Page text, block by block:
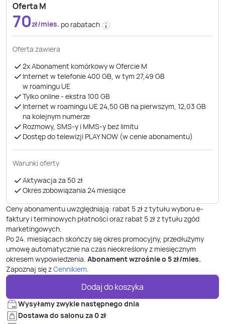
Oferta M
70zł/mies. po rabatach
Oferta zawiera
2x Abonament komórkowy w Ofercie M
Internet w telefonie 400 GB, w tym 27,49 GB
w roamingu UE
Tylko online - ekstra 100 GB
Internet w roamingu UE 24,50 GB na pierwszym, 12,03 GB
na kolejnym numerze
Rozmowy, SMS-y i MMS-y bez limitu
Dostęp do telewizji PLAY NOW (w cenie abonamentu)
Warunki oferty
Aktywacja za 50 zł
Okres zobowiązania 24 miesiące
Ceny abonamentu uwzględniają: rabat 5 zł z tytułu wyboru e-
faktury i terminowych płatności oraz rabat 5 zł z tytułu zgód
marketingowych.
Po24. miesiącachskończy się okres promocyjny, przedłużymy
umowę automatycznie na czas nieokreślony z miesięcznym
okresem wypowiedzenia. Abonament wzrośnie o 5zł/mies.
Zapoznaj się zCennikiem.
Dodaj do koszyka
Wysyłamy zwykle następnego dnia
Dostawa do salonu za 0 zł